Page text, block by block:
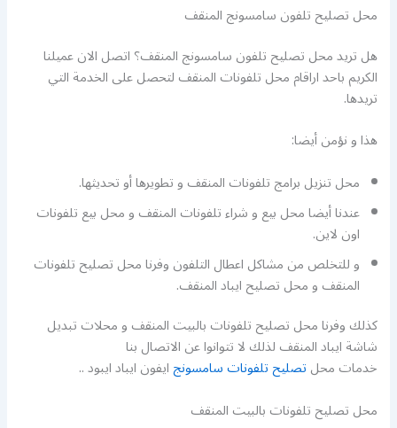
محل تصليح تلفون سامسونج المنقف
هل تريد محل تصليح تلفون سامسونج المنقف؟ اتصل الان عميلنا
الكريم باحد اراقام محل تلفونات المنقف لتحصل على الخدمة التي
تريدها.
هذا و نؤمن أيضا:
محل تنزيل برامج تلفونات المنقف و تطويرها أو تحديثها.
عندنا أيضا محل بيع و شراء تلفونات المنقف و محل بيع تلفونات
اون لاين.
و للتخلص من مشاكل اعطال التلفون وفرنا محل تصليح تلفونات
المنقف و محل تصليح ايباد المنقف.
كذلك وفرنا محل تصليح تلفونات بالبيت المنقف و محلات تبديل
شاشة ايباد المنقف لذلك لا تتوانوا عن الاتصال بنا
خدمات محلتصليح تلفونات سامسونجايفون ايباد ايبود ..
محل تصليح تلفونات بالبيت المنقف